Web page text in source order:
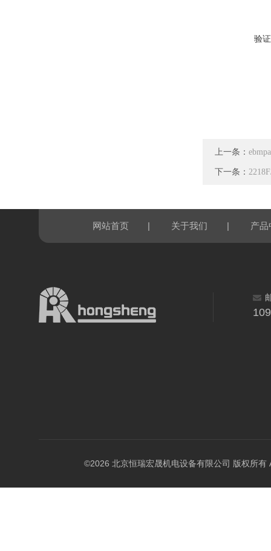
验
上一条：
下一条：
网站首页 | 关于我们 | 产品
©2026 北京恒瑞宏晟机电设备有限公司 版权所有